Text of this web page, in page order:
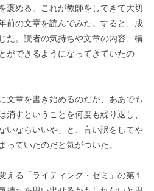
褒める。これが教師をしてきて大切
前の文章を読んでみた。すると、成
た。読者の気持ちや文章の内容、構
ができるようになってきていたの
文章を書き始めるのだが、ああでも
消すということを何度も繰り返し、
いならいいや」と、言い訳をしてや
っていたのだと気がついた。
える「ライティング・ゼミ」の第１